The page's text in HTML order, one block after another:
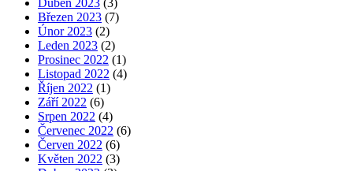
Duben 2023 (3)
Březen 2023 (7)
Únor 2023 (2)
Leden 2023 (2)
Prosinec 2022 (1)
Listopad 2022 (4)
Říjen 2022 (1)
Září 2022 (6)
Srpen 2022 (4)
Červenec 2022 (6)
Červen 2022 (6)
Květen 2022 (3)